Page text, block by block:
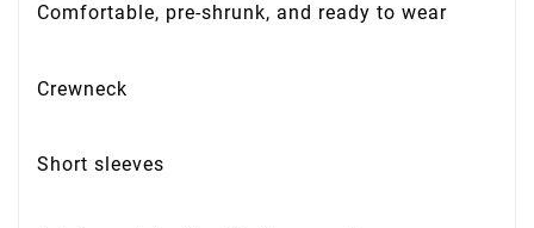
Comfortable, pre-shrunk, and ready to wear
Crewneck
Short sleeves